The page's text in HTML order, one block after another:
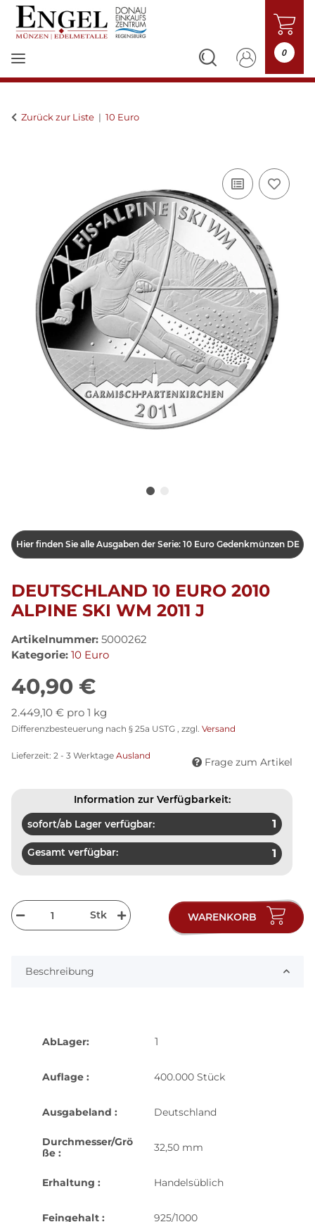
0
Zurück zur Liste 10 Euro
Hier finden Sie alle Ausgaben der Serie: 10 Euro Gedenkmünzen DE
DEUTSCHLAND 10 EURO 2010
ALPINE SKI WM 2011 J
Artikelnummer: 5000262
Kategorie: 10 Euro
40,90 €
2.449,10 € pro 1 kg
Differenzbesteuerung nach § 25a USTG , zzgl. Versand
Lieferzeit: 2 - 3 Werktage Ausland
Frage zum Artikel
Information zur Verfügbarkeit:
sofort/ab Lager verfügbar: 1
Gesamt verfügbar: 1
Stk WARENKORB
Beschreibung
AbLager: 1
Auflage : 400.000 Stück
Ausgabeland : Deutschland
Durchmesser/Grö
ße :
32,50 mm
Erhaltung : Handelsüblich
Feingehalt : 925/1000